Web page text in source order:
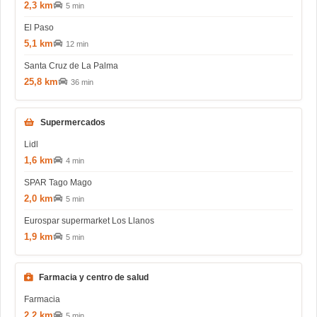
2,3 km 5 min
El Paso
5,1 km 12 min
Santa Cruz de La Palma
25,8 km 36 min
Supermercados
Lidl
1,6 km 4 min
SPAR Tago Mago
2,0 km 5 min
Eurospar supermarket Los Llanos
1,9 km 5 min
Farmacia y centro de salud
Farmacia